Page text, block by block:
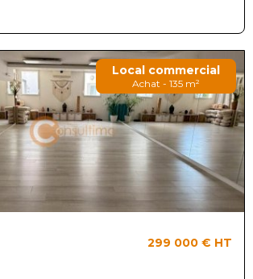
Local commercial
Achat - 135 m²
299 000 € HT